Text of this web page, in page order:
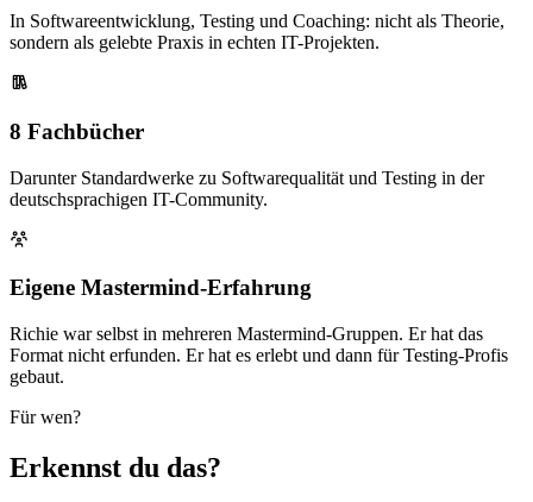
In Softwareentwicklung, Testing und Coaching: nicht als Theorie,
sondern als gelebte Praxis in echten IT-Projekten.
8 Fachbücher
Darunter Standardwerke zu Softwarequalität und Testing in der
deutschsprachigen IT-Community.
Eigene Mastermind-Erfahrung
Richie war selbst in mehreren Mastermind-Gruppen. Er hat das
Format nicht erfunden. Er hat es erlebt und dann für Testing-Profis
gebaut.
Für wen?
Erkennst du das?